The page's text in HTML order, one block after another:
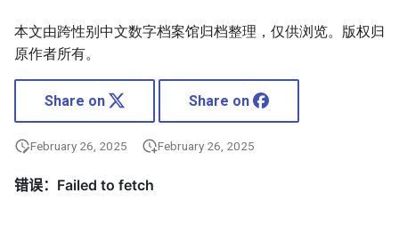
本文由跨性别中文数字档案馆归档整理，仅供浏览。版权归
原作者所有。
Share on Share on
February 26, 2025 February 26, 2025